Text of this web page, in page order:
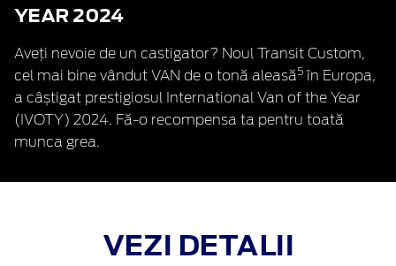
YEAR 2024
Aveți nevoie de un castigator? Noul Transit Custom,
cel mai bine vândut VAN de o tonă aleasă5în Europa,
a câștigat prestigiosul International Van of the Year
(IVOTY) 2024. Fă-o recompensa ta pentru toată
munca grea.
VEZI DETALII